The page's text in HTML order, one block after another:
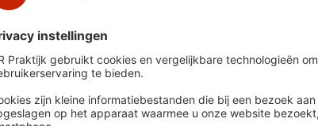
af om dit artikel te lezen
en lees onbeperkt alle artikelen in onze kennisbank
Account aanmaken